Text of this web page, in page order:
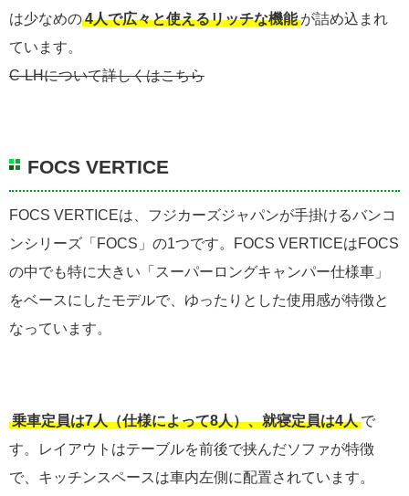
は少なめの4人で広々と使えるリッチな機能 が詰め込まれ
ています。
C-LHについて詳しくはこちら
FOCS VERTICE
FOCS VERTICEは、フジカーズジャパンが手掛けるバンコ
ンシリーズ「FOCS」の1つです。FOCS VERTICEはFOCS
の中でも特に大きい「スーパーロングキャンパー仕様車」
をベースにしたモデルで、ゆったりとした使用感が特徴と
なっています。
乗車定員は7人（仕様によって8人）、就寝定員は4人 で
す。レイアウトはテーブルを前後で挟んだソファが特徴
で、キッチンスペースは車内左側に配置されています。